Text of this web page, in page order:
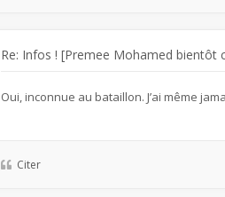
Re: Infos ! [Premee Mohamed bientôt
Oui, inconnue au bataillon. J’ai même
Citer